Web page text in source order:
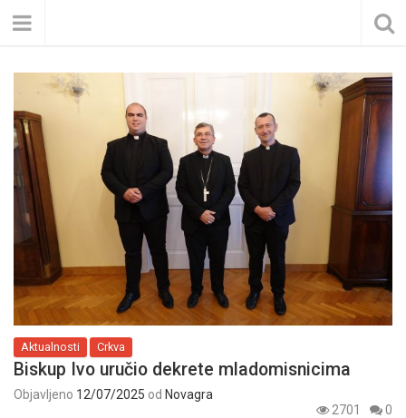
Aktualnosti Crkva
Biskup Ivo uručio dekrete mladomisnicima
Objavljeno 12/07/2025 od Novagra
2701
0